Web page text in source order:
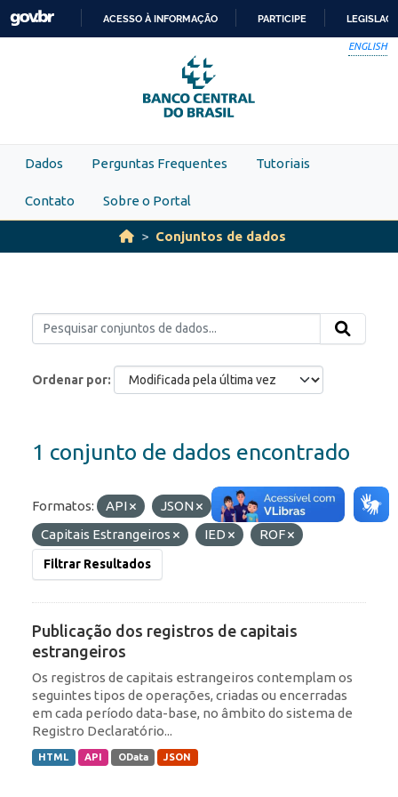
Skip to main content
PARA
O
CONTEÚDO
ACESSO À INFORMAÇÃO PARTICIPE
ENGLISH
Dados Perguntas Frequentes Tutoriais
Contato Sobre o Portal
Conjuntos de dados
Ordenar por
1 conjunto de dados encontrado
Formatos: API JSON
Etiquetas:
Capitais Estrangeiros
IED ROF
Filtrar Resultados
Publicação dos registros de capitais
estrangeiros
Os registros de capitais estrangeiros contemplam os
seguintes tipos de operações, criadas ou encerradas
em cada período data-base, no âmbito do sistema de
Registro Declaratório...
HTML API OData JSON